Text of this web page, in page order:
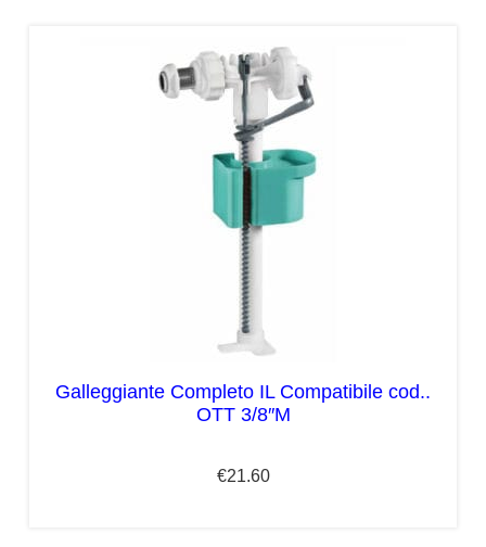
Galleggiante Completo IL Compatibile cod..
OTT 3/8″M
€21.60